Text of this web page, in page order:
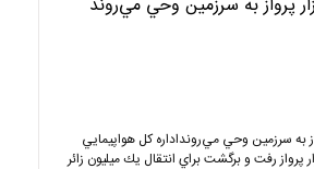
10هزار پرواز به سرزمين وحي مي‌رونداداره كل هواپيمايي
از تنظيم 10 هزار پرواز رفت و برگشت براي انتقال يك ميليون زائر